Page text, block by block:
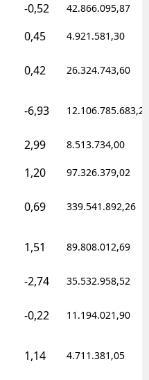
-0,52 42.866.095,87
0,45 4.921.581,30
0,42 26.324.743,60
-6,93 12.106.785.683,20
2,99 8.513.734,00
1,20 97.326.379,02
0,69 339.541.892,26
1,51 89.808.012,69
-2,74 35.532.958,52
-0,22 11.194.021,90
1,14 4.711.381,05